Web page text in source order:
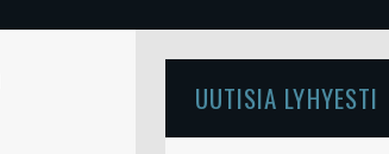
UUTISIA LYHYESTI